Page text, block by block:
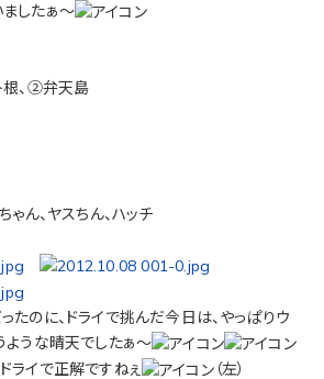
したぁ～
、②弁天島
ゃん、ヤスちん、ハッチ
たのに、ドライで挑んだ今日は、やっぱりウ
ような晴天でしたぁ～
ライで正解ですねぇ
（左）